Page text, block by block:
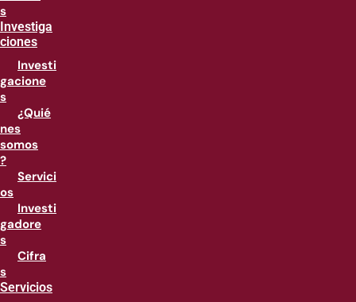
s
Investiga
ciones
Investi
gacione
s
¿Quié
nes
somos
?
Servici
os
Investi
gadore
s
Cifra
s
Servicios